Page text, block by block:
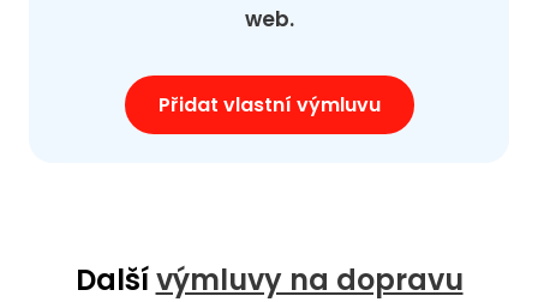
web.
Přidat vlastní výmluvu
Dalšívýmluvy na dopravu